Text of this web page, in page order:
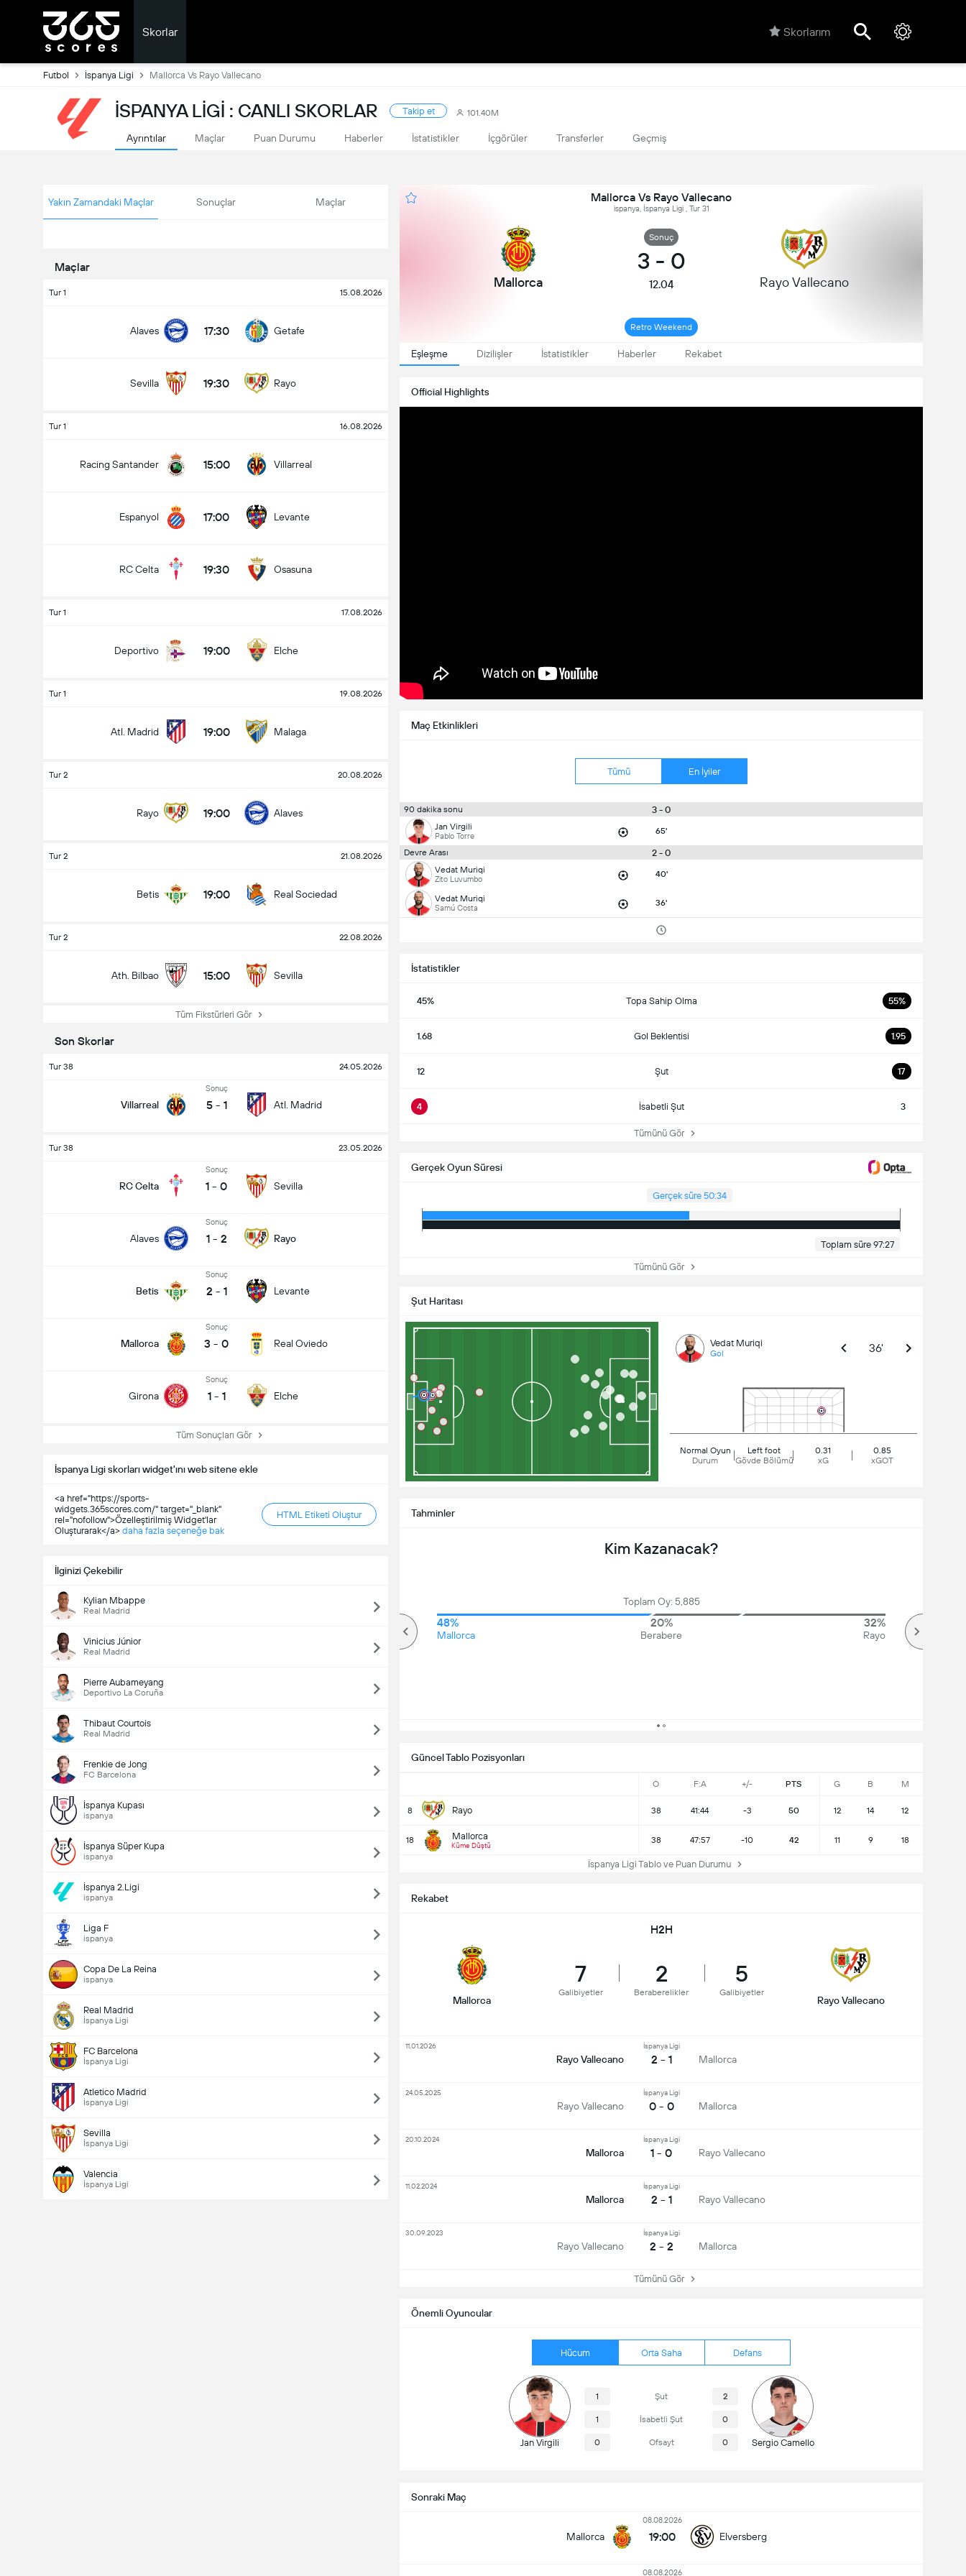
Skorlar Skorlarım
Futbol İspanya Ligi Mallorca Vs Rayo Vallecano
İSPANYA LIGI : CANLI SKORLAR Takip et 101.40M
Ayrıntılar Maçlar Puan Durumu Haberler İstatistikler İçgörüler Transferler Geçmiş
Yakın Zamandaki Maçlar Sonuçlar Maçlar
Maçlar
Tur 1 15.08.2026
Alaves 17:30 Getafe
Sevilla 19:30 Rayo
Tur 1 16.08.2026
Racing Santander 15:00 Villarreal
Espanyol 17:00 Levante
RC Celta 19:30 Osasuna
Tur 1 17.08.2026
Deportivo 19:00 Elche
Tur 1 19.08.2026
Atl. Madrid 19:00 Malaga
Tur 2 20.08.2026
Rayo 19:00 Alaves
Tur 2 21.08.2026
Betis 19:00 Real Sociedad
Tur 2 22.08.2026
Ath. Bilbao 15:00 Sevilla
Tüm Fikstürleri Gör
Son Skorlar
Tur 38 24.05.2026
Villarreal
Sonuç
5 - 1 Atl. Madrid
Tur 38 23.05.2026
RC Celta
Sonuç
1 - 0 Sevilla
Alaves
Sonuç
1 - 2 Rayo
Betis
Sonuç
2 - 1 Levante
Mallorca
Sonuç
3 - 0 Real Oviedo
Girona
Sonuç
1 - 1 Elche
Tüm Sonuçları Gör
İspanya Ligi skorları widget'ını web sitene ekle
<a href="https://sports-
widgets.365scores.com/" target="_blank"
rel="nofollow">Özelleştirilmiş Widget'lar
Oluşturarak</a> daha fazla seçeneğe bak
HTML Etiketi Oluştur
İlginizi Çekebilir
Kylian Mbappe
Real Madrid
Vinicius Júnior
Real Madrid
Pierre Aubameyang
Deportivo La Coruña
Thibaut Courtois
Real Madrid
Frenkie de Jong
FC Barcelona
İspanya Kupası
ispanya
İspanya Süper Kupa
ispanya
İspanya 2.Ligi
ispanya
Liga F
ispanya
Copa De La Reina
ispanya
Real Madrid
İspanya Ligi
FC Barcelona
İspanya Ligi
Atletico Madrid
İspanya Ligi
Sevilla
İspanya Ligi
Valencia
İspanya Ligi
Mallorca Vs Rayo Vallecano
ispanya, İspanya Ligi , Tur 31
Mallorca
Sonuç
3 - 0
12.04 Rayo Vallecano
Retro Weekend
Eşleşme Dizilişler İstatistikler Haberler Rekabet
Official Highlights
Maç Etkinlikleri
Tümü En İyiler
90 dakika sonu 3 - 0
Jan Virgili
Pablo Torre 65'
Devre Arası 2 - 0
Vedat Muriqi
Zito Luvumbo 40'
Vedat Muriqi
Samú Costa 36'
Sonraki Maç
Mallorca
08.08.2026
19:00 Elversberg
08.08.2026
Önemli Oyuncular
Hücum Orta Saha Defans
Jan Virgili
1 Şut 2
1 İsabetli Şut 0
0 Ofsayt 0 Sergio Camello
İstatistikler
45% Topa Sahip Olma 55%
1.68 Gol Beklentisi 1.95
12 Şut 17
4 İsabetli Şut 3
Tümünü Gör
Gerçek Oyun Süresi
Gerçek süre 50:34
Toplam süre 97:27
Tümünü Gör
Şut Haritası
Vedat Muriqi
Gol 36'
Normal Oyun
Durum
Left foot
Gövde Bölümü
0.31
xG
0.85
xGOT
Güncel Tablo Pozisyonları
O F:A +/- PTS G B M
8 Rayo 38 41:44 -3 50 12 14 12
18 Mallorca
Küme Düştü
38 47:57 -10 42 11 9 18
İspanya Ligi Tablo ve Puan Durumu
Tahminler
Kim Kazanacak?
Toplam Oy: 5,885
48%
Mallorca
20%
Berabere
32%
Rayo
Rekabet
H2H
Mallorca
7
Galibiyetler
2
Beraberelikler
5
Galibiyetler
Rayo Vallecano
Rayo Vallecano
İspanya Ligi
2 - 1 Mallorca
11.01.2026
Rayo Vallecano
İspanya Ligi
0 - 0 Mallorca
24.05.2025
Mallorca
İspanya Ligi
1 - 0 Rayo Vallecano
20.10.2024
Mallorca
İspanya Ligi
2 - 1 Rayo Vallecano
11.02.2024
Rayo Vallecano
İspanya Ligi
2 - 2 Mallorca
30.09.2023
Tümünü Gör